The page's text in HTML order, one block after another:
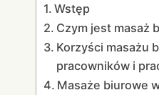
Wstęp
Czym jest masaż
Korzyści masażu
pracowników i
Masaże biurowe